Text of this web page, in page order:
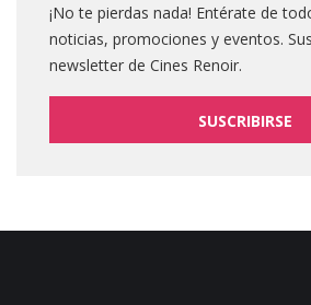
¡No te pierdas nada! Entérate de
noticias, promociones y eventos.
newsletter de Cines Renoir.
SUSCRIBIRSE